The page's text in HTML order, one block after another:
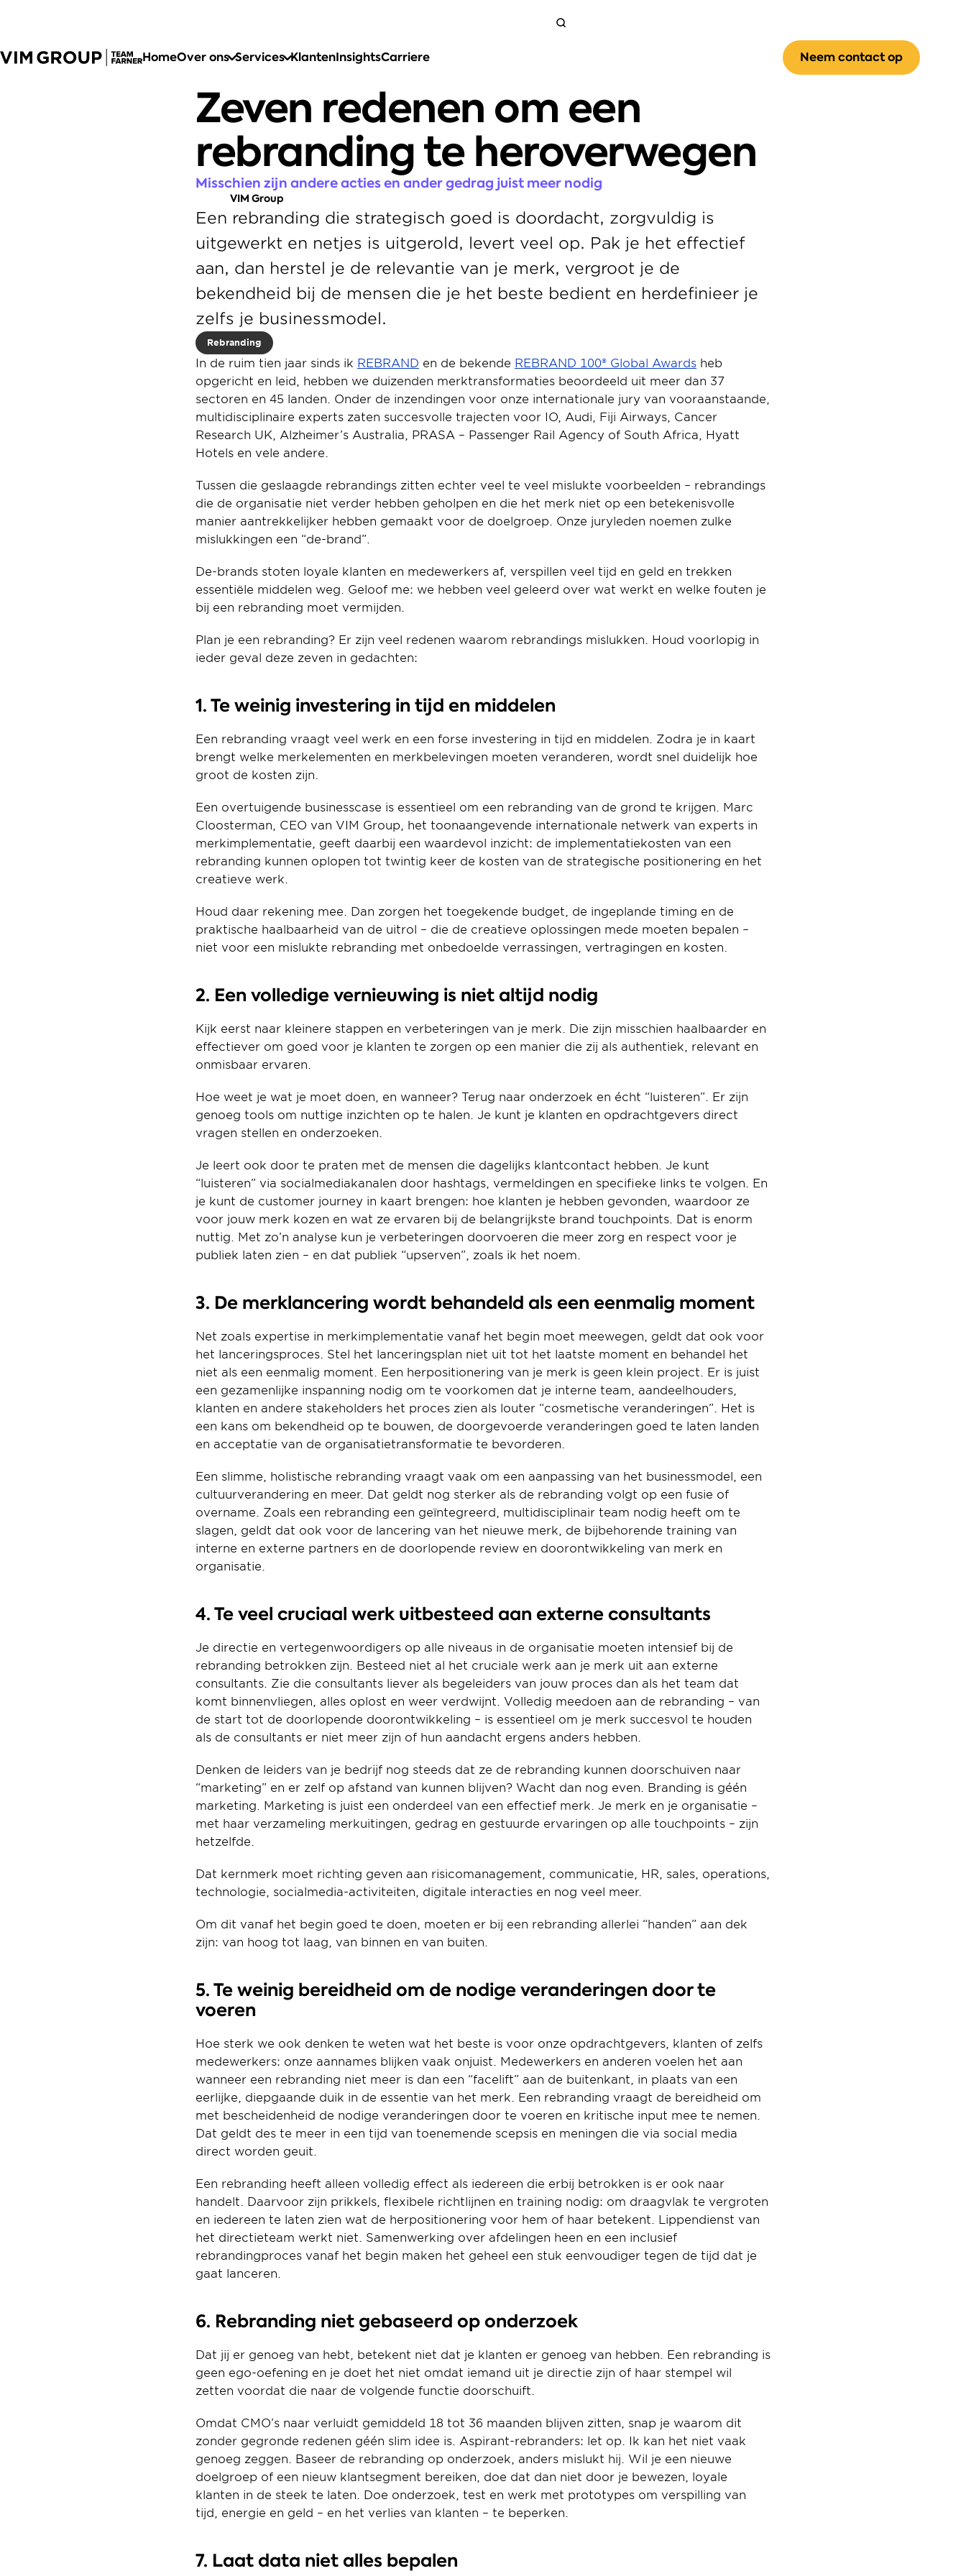
HomeOver ons Services KlantenInsightsCarriere Neem contact op
Zeven redenen om een
rebranding te heroverwegen
Misschien zijn andere acties en ander gedrag juist meer nodig
VIM Group
Een rebranding die strategisch goed is doordacht, zorgvuldig is
uitgewerkt en netjes is uitgerold, levert veel op. Pak je het effectief
aan, dan herstel je de relevantie van je merk, vergroot je de
bekendheid bij de mensen die je het beste bedient en herdefinieer je
zelfs je businessmodel.
Rebranding
In de ruim tien jaar sinds ik REBRAND en de bekende REBRAND 100® Global Awards heb
opgericht en leid, hebben we duizenden merktransformaties beoordeeld uit meer dan 37
sectoren en 45 landen. Onder de inzendingen voor onze internationale jury van vooraanstaande,
multidisciplinaire experts zaten succesvolle trajecten voor IO, Audi, Fiji Airways, Cancer
Research UK, Alzheimer’s Australia, PRASA – Passenger Rail Agency of South Africa, Hyatt
Hotels en vele andere.
Tussen die geslaagde rebrandings zitten echter veel te veel mislukte voorbeelden – rebrandings
die de organisatie niet verder hebben geholpen en die het merk niet op een betekenisvolle
manier aantrekkelijker hebben gemaakt voor de doelgroep. Onze juryleden noemen zulke
mislukkingen een “de-brand”.
De-brands stoten loyale klanten en medewerkers af, verspillen veel tijd en geld en trekken
essentiële middelen weg. Geloof me: we hebben veel geleerd over wat werkt en welke fouten je
bij een rebranding moet vermijden.
Plan je een rebranding? Er zijn veel redenen waarom rebrandings mislukken. Houd voorlopig in
ieder geval deze zeven in gedachten:
1. Te weinig investering in tijd en middelen
Een rebranding vraagt veel werk en een forse investering in tijd en middelen. Zodra je in kaart
brengt welke merkelementen en merkbelevingen moeten veranderen, wordt snel duidelijk hoe
groot de kosten zijn.
Een overtuigende businesscase is essentieel om een rebranding van de grond te krijgen. Marc
Cloosterman, CEO van VIM Group, het toonaangevende internationale netwerk van experts in
merkimplementatie, geeft daarbij een waardevol inzicht: de implementatiekosten van een
rebranding kunnen oplopen tot twintig keer de kosten van de strategische positionering en het
creatieve werk.
Houd daar rekening mee. Dan zorgen het toegekende budget, de ingeplande timing en de
praktische haalbaarheid van de uitrol – die de creatieve oplossingen mede moeten bepalen –
niet voor een mislukte rebranding met onbedoelde verrassingen, vertragingen en kosten.
2. Een volledige vernieuwing is niet altijd nodig
Kijk eerst naar kleinere stappen en verbeteringen van je merk. Die zijn misschien haalbaarder en
effectiever om goed voor je klanten te zorgen op een manier die zij als authentiek, relevant en
onmisbaar ervaren.
Hoe weet je wat je moet doen, en wanneer? Terug naar onderzoek en écht “luisteren”. Er zijn
genoeg tools om nuttige inzichten op te halen. Je kunt je klanten en opdrachtgevers direct
vragen stellen en onderzoeken.
Je leert ook door te praten met de mensen die dagelijks klantcontact hebben. Je kunt
“luisteren” via socialmediakanalen door hashtags, vermeldingen en specifieke links te volgen. En
je kunt de customer journey in kaart brengen: hoe klanten je hebben gevonden, waardoor ze
voor jouw merk kozen en wat ze ervaren bij de belangrijkste brand touchpoints. Dat is enorm
nuttig. Met zo’n analyse kun je verbeteringen doorvoeren die meer zorg en respect voor je
publiek laten zien – en dat publiek “upserven”, zoals ik het noem.
3. De merklancering wordt behandeld als een eenmalig moment
Net zoals expertise in merkimplementatie vanaf het begin moet meewegen, geldt dat ook voor
het lanceringsproces. Stel het lanceringsplan niet uit tot het laatste moment en behandel het
niet als een eenmalig moment. Een herpositionering van je merk is geen klein project. Er is juist
een gezamenlijke inspanning nodig om te voorkomen dat je interne team, aandeelhouders,
klanten en andere stakeholders het proces zien als louter “cosmetische veranderingen”. Het is
een kans om bekendheid op te bouwen, de doorgevoerde veranderingen goed te laten landen
en acceptatie van de organisatietransformatie te bevorderen.
Een slimme, holistische rebranding vraagt vaak om een aanpassing van het businessmodel, een
cultuurverandering en meer. Dat geldt nog sterker als de rebranding volgt op een fusie of
overname. Zoals een rebranding een geïntegreerd, multidisciplinair team nodig heeft om te
slagen, geldt dat ook voor de lancering van het nieuwe merk, de bijbehorende training van
interne en externe partners en de doorlopende review en doorontwikkeling van merk en
organisatie.
4. Te veel cruciaal werk uitbesteed aan externe consultants
Je directie en vertegenwoordigers op alle niveaus in de organisatie moeten intensief bij de
rebranding betrokken zijn. Besteed niet al het cruciale werk aan je merk uit aan externe
consultants. Zie die consultants liever als begeleiders van jouw proces dan als het team dat
komt binnenvliegen, alles oplost en weer verdwijnt. Volledig meedoen aan de rebranding – van
de start tot de doorlopende doorontwikkeling – is essentieel om je merk succesvol te houden
als de consultants er niet meer zijn of hun aandacht ergens anders hebben.
Denken de leiders van je bedrijf nog steeds dat ze de rebranding kunnen doorschuiven naar
“marketing” en er zelf op afstand van kunnen blijven? Wacht dan nog even. Branding is géén
marketing. Marketing is juist een onderdeel van een effectief merk. Je merk en je organisatie –
met haar verzameling merkuitingen, gedrag en gestuurde ervaringen op alle touchpoints – zijn
hetzelfde.
Dat kernmerk moet richting geven aan risicomanagement, communicatie, HR, sales, operations,
technologie, socialmedia-activiteiten, digitale interacties en nog veel meer.
Om dit vanaf het begin goed te doen, moeten er bij een rebranding allerlei “handen” aan dek
zijn: van hoog tot laag, van binnen en van buiten.
5. Te weinig bereidheid om de nodige veranderingen door te
voeren
Hoe sterk we ook denken te weten wat het beste is voor onze opdrachtgevers, klanten of zelfs
medewerkers: onze aannames blijken vaak onjuist. Medewerkers en anderen voelen het aan
wanneer een rebranding niet meer is dan een “facelift” aan de buitenkant, in plaats van een
eerlijke, diepgaande duik in de essentie van het merk. Een rebranding vraagt de bereidheid om
met bescheidenheid de nodige veranderingen door te voeren en kritische input mee te nemen.
Dat geldt des te meer in een tijd van toenemende scepsis en meningen die via social media
direct worden geuit.
Een rebranding heeft alleen volledig effect als iedereen die erbij betrokken is er ook naar
handelt. Daarvoor zijn prikkels, flexibele richtlijnen en training nodig: om draagvlak te vergroten
en iedereen te laten zien wat de herpositionering voor hem of haar betekent. Lippendienst van
het directieteam werkt niet. Samenwerking over afdelingen heen en een inclusief
rebrandingproces vanaf het begin maken het geheel een stuk eenvoudiger tegen de tijd dat je
gaat lanceren.
6. Rebranding niet gebaseerd op onderzoek
Dat jij er genoeg van hebt, betekent niet dat je klanten er genoeg van hebben. Een rebranding is
geen ego-oefening en je doet het niet omdat iemand uit je directie zijn of haar stempel wil
zetten voordat die naar de volgende functie doorschuift.
Omdat CMO’s naar verluidt gemiddeld 18 tot 36 maanden blijven zitten, snap je waarom dit
zonder gegronde redenen géén slim idee is. Aspirant-rebranders: let op. Ik kan het niet vaak
genoeg zeggen. Baseer de rebranding op onderzoek, anders mislukt hij. Wil je een nieuwe
doelgroep of een nieuw klantsegment bereiken, doe dat dan niet door je bewezen, loyale
klanten in de steek te laten. Doe onderzoek, test en werk met prototypes om verspilling van
tijd, energie en geld – en het verlies van klanten – te beperken.
7. Laat data niet alles bepalen